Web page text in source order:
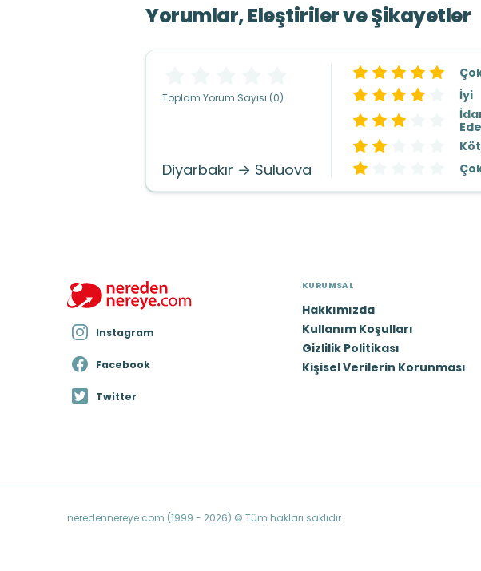
Yorumlar, Eleştiriler ve Şikayetler
Toplam Yorum Sayısı (0)
Diyarbakır → Suluova
İyi
Instagram
Facebook
Twitter
KURUMSAL
Hakkımızda
Kullanım Koşulları
Gizlilik Politikası
Kişisel Verilerin Korunması
neredennereye.com (1999 - 2026) © Tüm hakları saklıdır.